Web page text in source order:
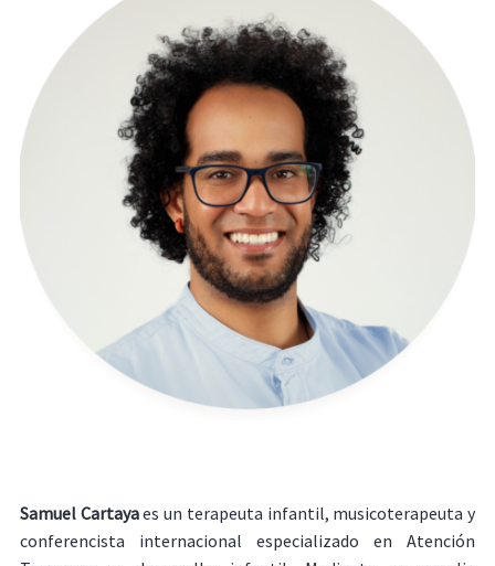
Samuel Cartayaes un terapeuta infantil, musicoterapeuta y
conferencista internacional especializado en Atención